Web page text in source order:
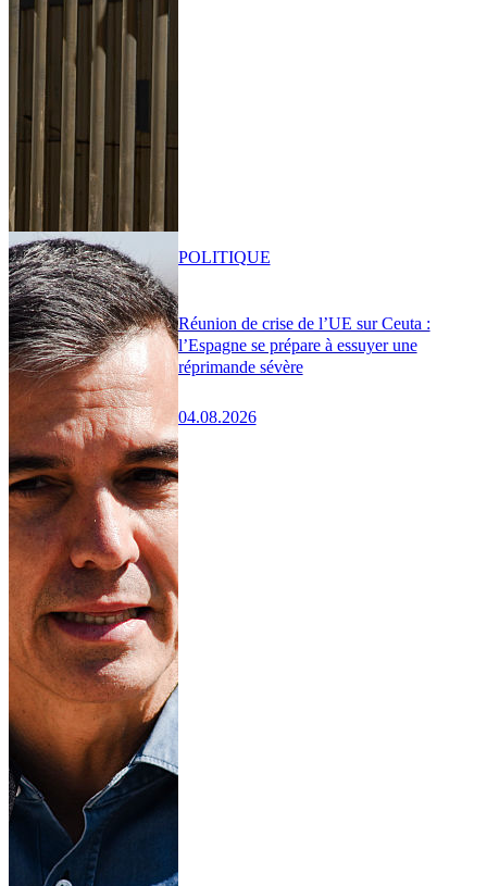
Réunion de crise de l’UE sur Ceuta :
l’Espagne se prépare à essuyer une
réprimande sévère
04.08.2026
POLITIQUE